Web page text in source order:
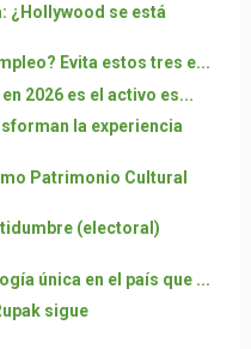
¿Hollywood se está
Evita estos tres e...
2026 es el activo es...
la experiencia
Patrimonio Cultural
(electoral)
única en el país que ...
sigue